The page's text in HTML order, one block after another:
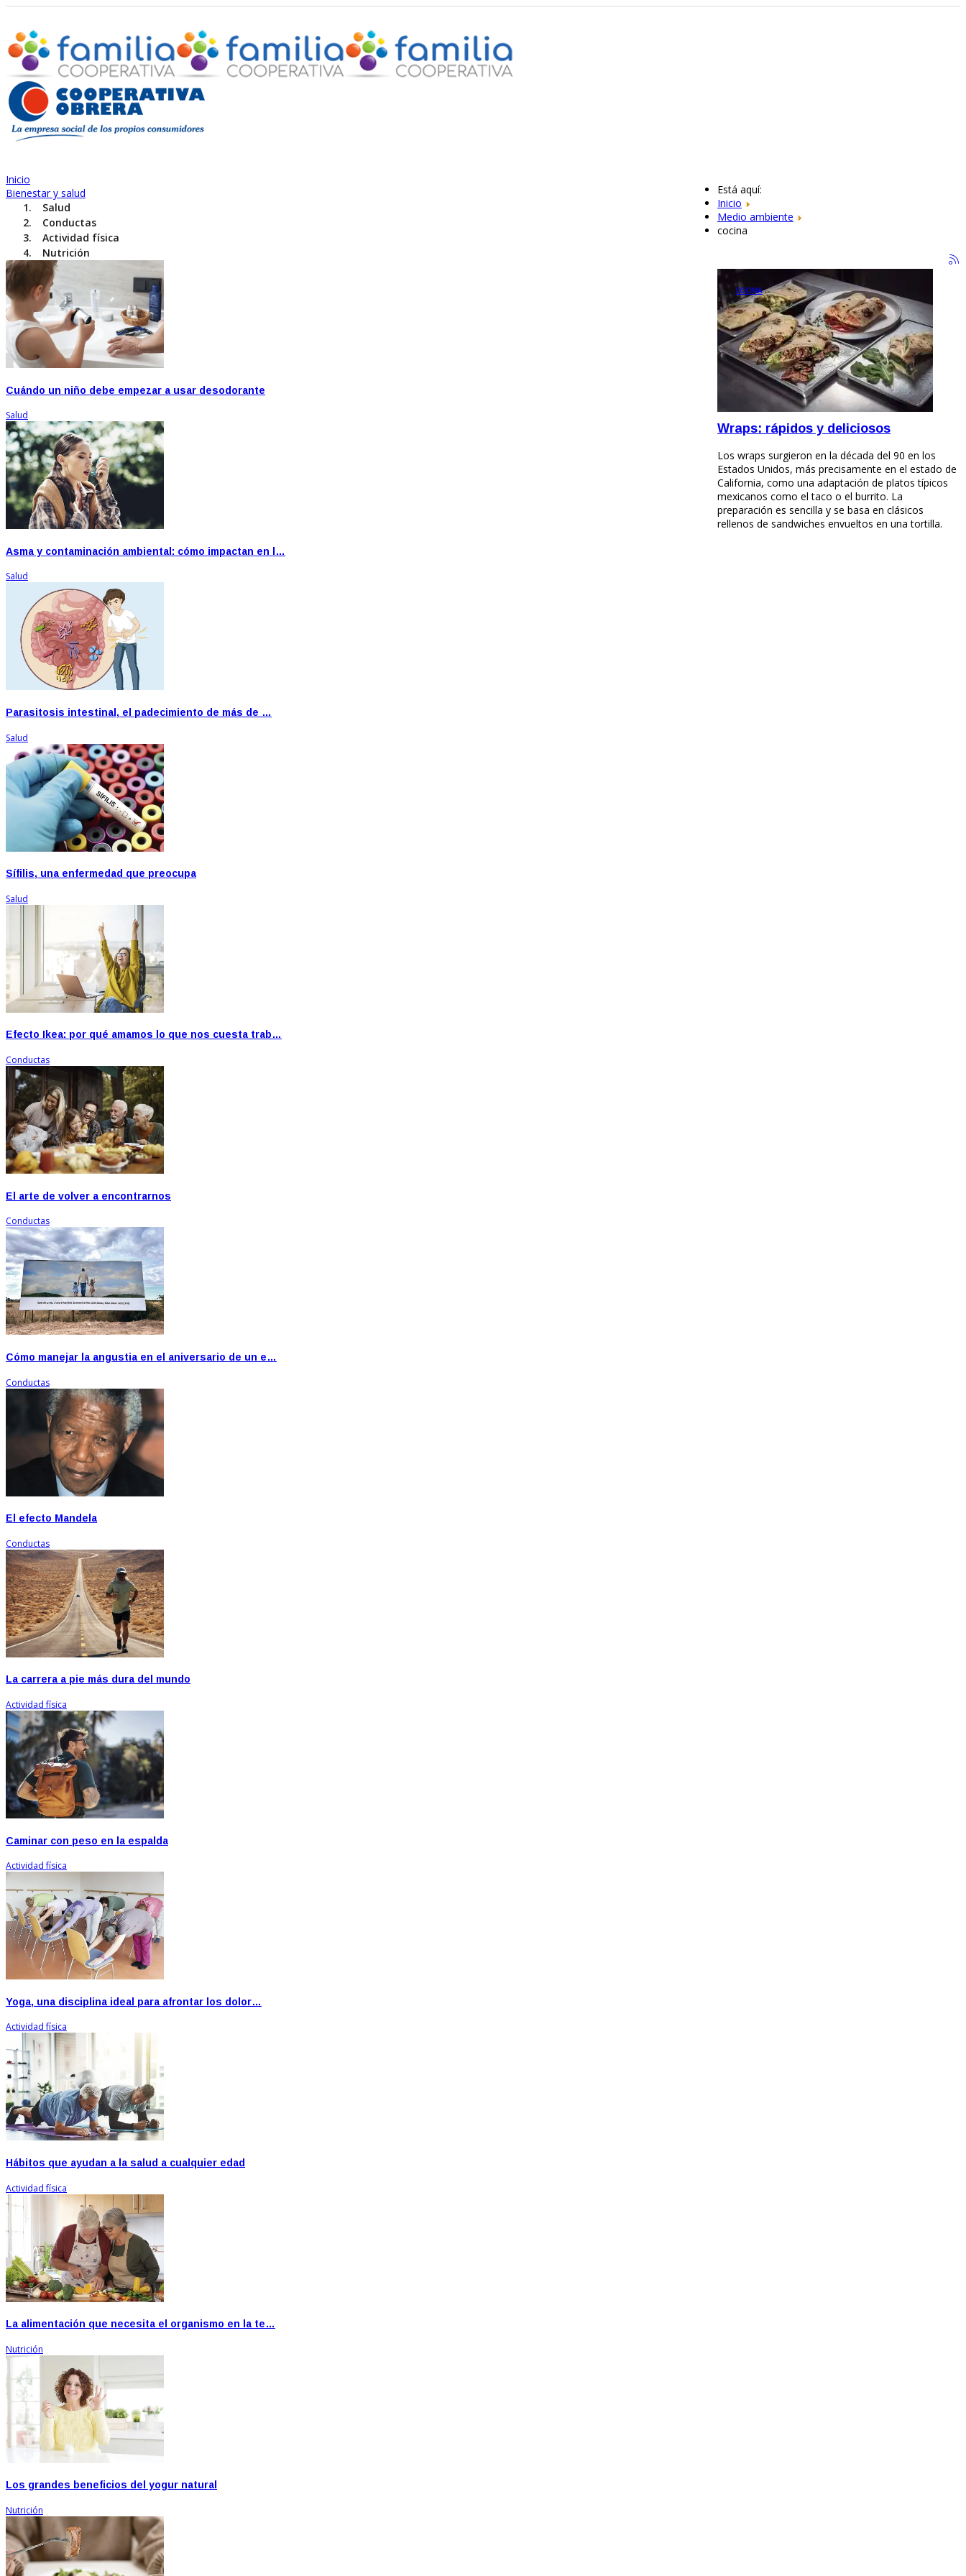
Inicio
Bienestar y salud
Salud
Conductas
Actividad física
Nutrición
Cuándo un niño debe empezar a usar desodorante
Salud
Asma y contaminación ambiental: cómo impactan en l…
Salud
Parasitosis intestinal, el padecimiento de más de …
Salud
Sífilis, una enfermedad que preocupa
Salud
Efecto Ikea: por qué amamos lo que nos cuesta trab…
Conductas
El arte de volver a encontrarnos
Conductas
Cómo manejar la angustia en el aniversario de un e…
Conductas
El efecto Mandela
Conductas
La carrera a pie más dura del mundo
Actividad física
Caminar con peso en la espalda
Actividad física
Yoga, una disciplina ideal para afrontar los dolor…
Actividad física
Hábitos que ayudan a la salud a cualquier edad
Actividad física
La alimentación que necesita el organismo en la te…
Nutrición
Los grandes beneficios del yogur natural
Nutrición
Está aquí:
Inicio
Medio ambiente
cocina
COCINA
Wraps: rápidos y deliciosos
Los wraps surgieron en la década del 90 en los
Estados Unidos, más precisamente en el estado de
California, como una adaptación de platos típicos
mexicanos como el taco o el burrito. La
preparación es sencilla y se basa en clásicos
rellenos de sandwiches envueltos en una tortilla.